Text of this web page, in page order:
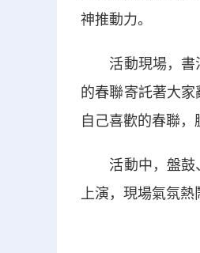
神推動力。
活動現場，書法
的春聯寄託著大
自己喜歡的春聯，
活動中，盤鼓、
上演，現場氣氛熱